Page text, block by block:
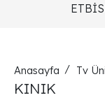
Anasayfa Tv
KINIK